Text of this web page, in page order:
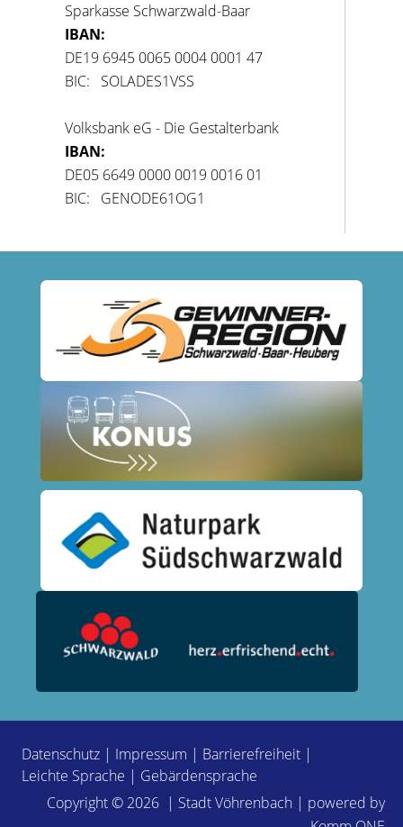
Sparkasse Schwarzwald-Baar
IBAN:
DE19 6945 0065 0004 0001 47
BIC: SOLADES1VSS
Volksbank eG - Die Gestalterbank
IBAN:
DE05 6649 0000 0019 0016 01
BIC: GENODE61OG1
Datenschutz | Impressum | Barrierefreiheit |
Leichte Sprache | Gebärdensprache
Copyright © 2026 | Stadt Vöhrenbach | powered by